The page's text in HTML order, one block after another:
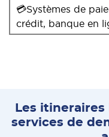
💳Systèmes de
crédit, banque en
Les
services de